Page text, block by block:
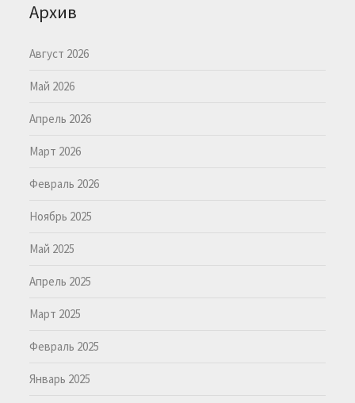
Архив
Август 2026
Май 2026
Апрель 2026
Март 2026
Февраль 2026
Ноябрь 2025
Май 2025
Апрель 2025
Март 2025
Февраль 2025
Январь 2025